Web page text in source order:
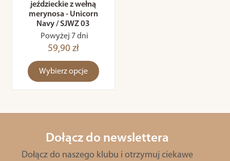
jeździeckie z wełną
merynosa - Unicorn
Navy / SJWZ 03
Powyżej 7 dni
59,90 zł
Wybierz opcje
Dołącz do newslettera
Dołącz do naszego klubu i otrzymuj ciekawe